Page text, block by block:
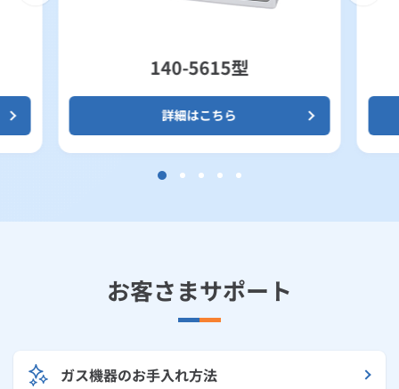
140-5615型
詳細はこちら
お客さまサポート
ガス機器のお手入れ方法